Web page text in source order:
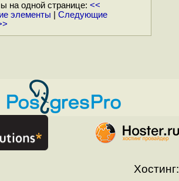
на одной странице: <<
элементы
Следующие
Хостинг: